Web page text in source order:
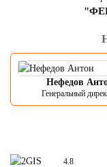
Нефедов
Генеральный
4.8